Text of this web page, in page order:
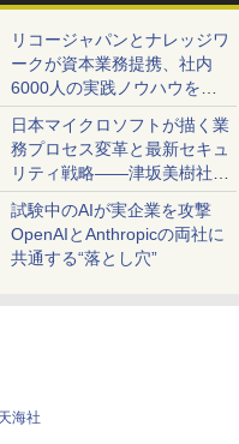
リコージャパンとナレッジワ
ークが資本業務提携、社内
6000人の実践ノウハウを生
かした「AI商談記録 for
RICOH」を展開へ
日本マイクロソフトが描く業
務プロセス変革と最新セキュ
リティ戦略――津坂美樹社長
が2027年度戦略を説明
試験中のAIが実企業を攻撃
OpenAIとAnthropicの両社に
共通する“落とし穴”
天海社